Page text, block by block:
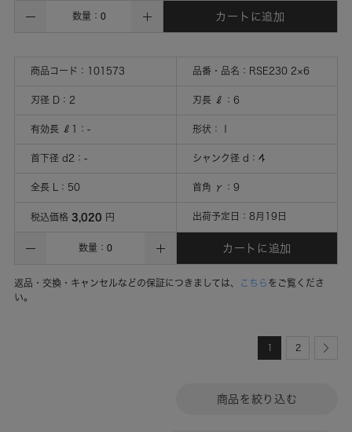
数量： カートに追加
商品コード： 101573 品番・品名： RSE230 2×6
刃径 D ： 2 刃長 ℓ ： 6
有効長 ℓ1 ： - 形状 ： Ⅰ
首下径 d2 ： - シャンク径 d ： 4
全長 L ： 50 首角 γ ： 9
税込価格 3,020 円 出荷予定日： 8月19日
数量： カートに追加
返品・交換・キャンセルなどの保証につきましては、 こちら をご覧くださ
い。
1 2
商品を絞り込む